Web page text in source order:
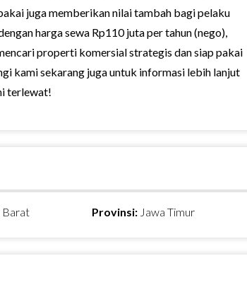
juga memberikan nilai tambah bagi pelaku
harga sewa Rp110 juta per tahun (nego),
properti komersial strategis dan siap pakai
kami sekarang juga untuk informasi lebih lanjut
terlewat!
Barat Provinsi: Jawa Timur